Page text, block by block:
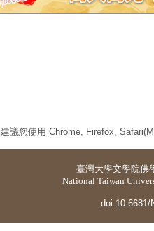
建議您使用 Chrome, Firefox,
臺灣大學文學院佛
National Taiwan
doi:10.6681/